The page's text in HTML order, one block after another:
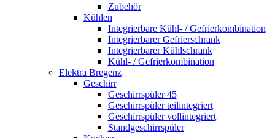
Zubehör
Kühlen
Integrierbare Kühl- / Gefrierkombination
Integrierbarer Gefrierschrank
Integrierbarer Kühlschrank
Kühl- / Gefrierkombination
Elektra Bregenz
Geschirr
Geschirrspüler 45
Geschirrspüler teilintegriert
Geschirrspüler vollintegriert
Standgeschirrspüler